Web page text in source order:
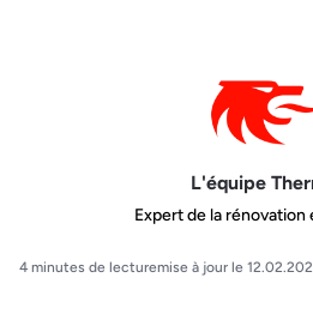
L'équipe
Expert de la
4 minutes de lecturemise à jour le